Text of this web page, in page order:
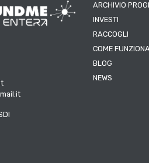
ARCHIVIO
INVESTI
RACCOGLI
COME
BLOG
NEWS